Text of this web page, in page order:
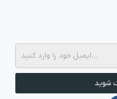
،
می‌کنیم image repository خودمون رو میاریم
بالا،
زودتر از همه با خبر شوید.
شوید